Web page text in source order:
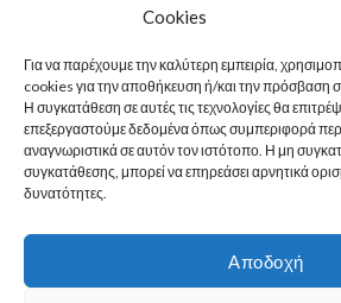
Cookies
Για να παρέχουμε την καλύτερη εμπειρία,
cookies για την αποθήκευση ή/και την πρόσβαση
Η συγκατάθεση σε αυτές τις τεχνολογίες θα
επεξεργαστούμε δεδομένα όπως συμπεριφορά
αναγνωριστικά σε αυτόν τον ιστότοπο. Η μη
συγκατάθεσης, μπορεί να επηρεάσει αρνητικά
δυνατότητες.
Αποδοχή
Αναζήτηση